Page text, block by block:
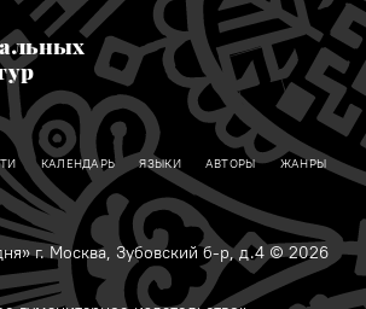
КАЛЕНДАРЬ ЯЗЫКИ АВТОРЫ ЖАНРЫ
г. Москва, Зубовский б-р, д.4 © 2026